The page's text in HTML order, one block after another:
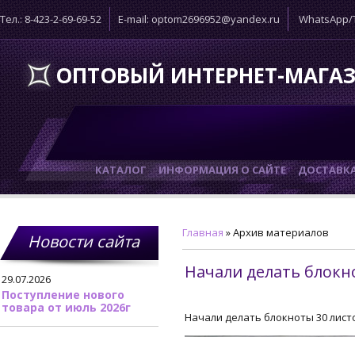
Тел.: 8-423-2-69-69-52 E-mail: optom2696952@yandex.ru WhatsApp/
ОПТОВЫЙ ИНТЕРНЕТ-
КАТАЛОГ ИНФОРМАЦИЯ О САЙТЕ
Новости сайта
29.07.2026
Поступление нового
товара от июль 2026г
Главная »Архив материалов
Начали делать
Начали делать блокноты 30